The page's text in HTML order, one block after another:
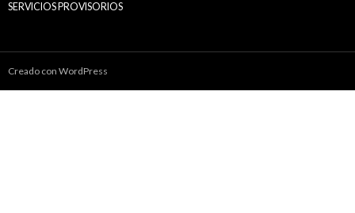
SERVICIOS PROVISORIOS
Creado con WordPress